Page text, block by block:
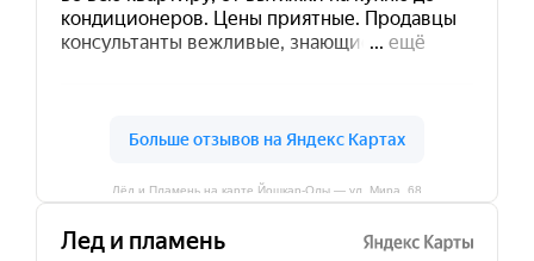
Лёд и Пламень на карте Йошкар‑Олы — ул. Мира, 68